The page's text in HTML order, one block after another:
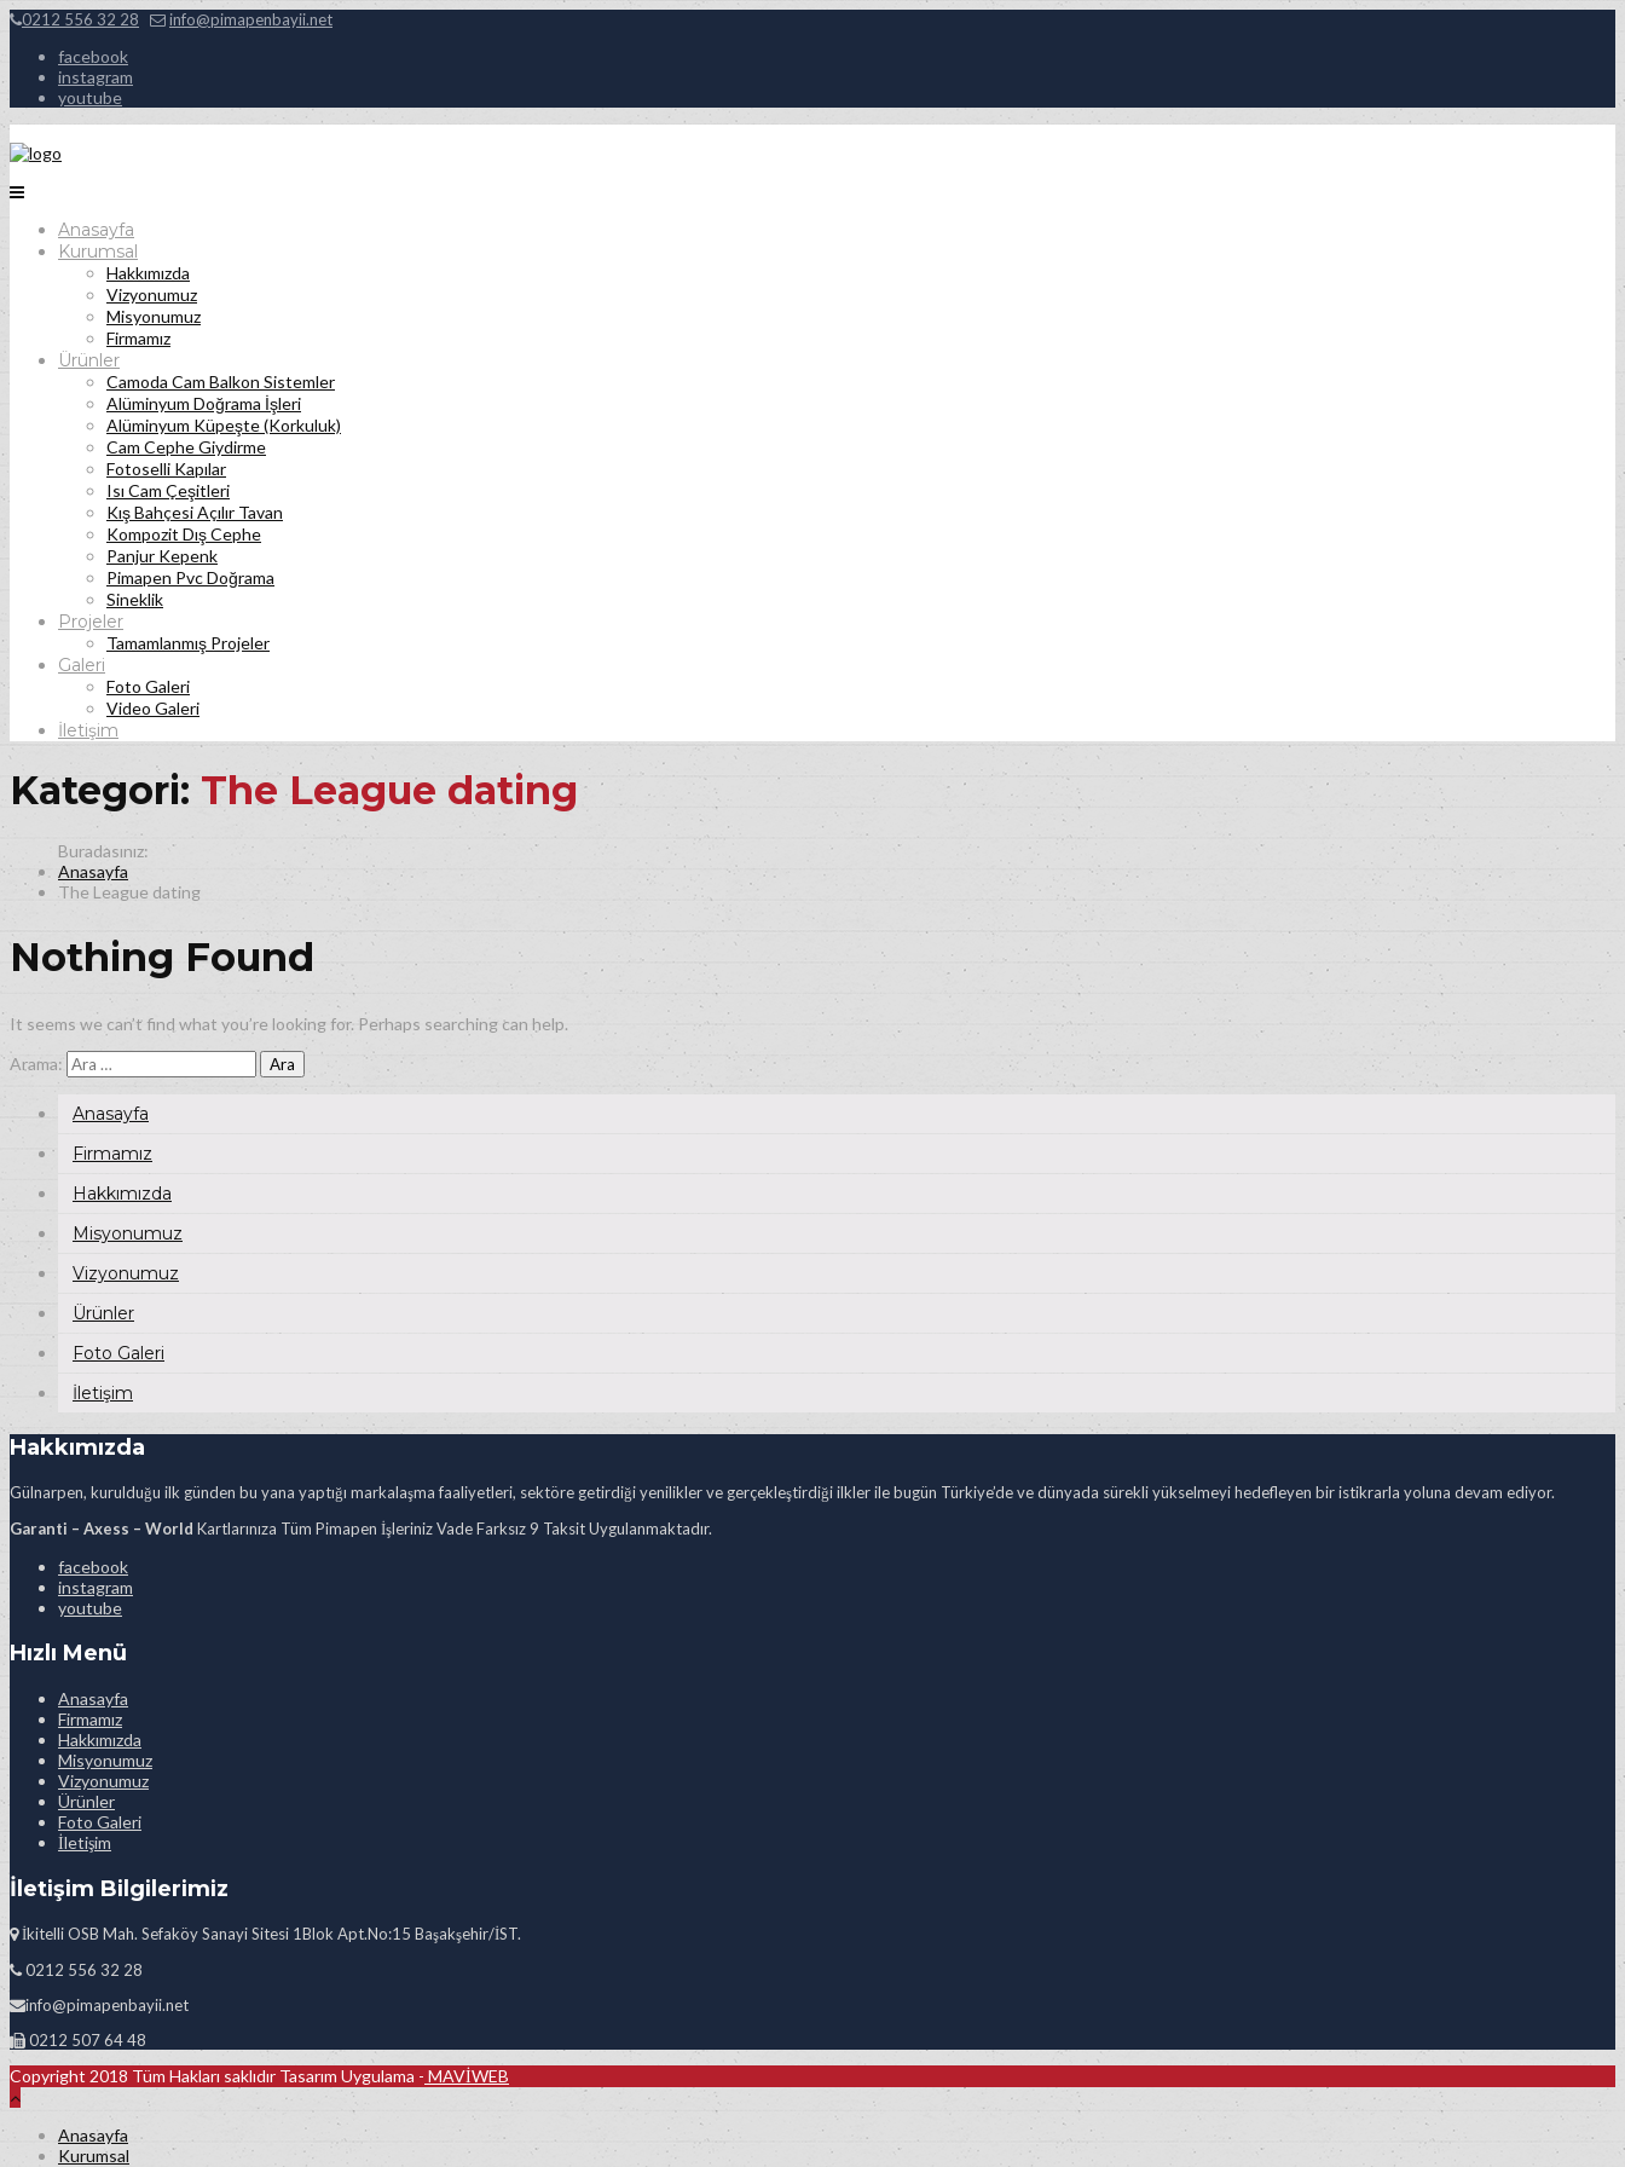
0212 556 32 28 info@pimapenbayii.net
facebook
instagram
youtube
Anasayfa
Kurumsal
Hakkımızda
Vizyonumuz
Misyonumuz
Firmamız
Ürünler
Camoda Cam Balkon Sistemler
Alüminyum Doğrama İşleri
Alüminyum Küpeşte (Korkuluk)
Cam Cephe Giydirme
Fotoselli Kapılar
Isı Cam Çeşitleri
Kış Bahçesi Açılır Tavan
Kompozit Dış Cephe
Panjur Kepenk
Pimapen Pvc Doğrama
Sineklik
Projeler
Tamamlanmış Projeler
Galeri
Foto Galeri
Video Galeri
İletişim
Kategori: The League dating
Anasayfa
The League dating
Nothing Found
It seems we can’t find what you’re looking for. Perhaps searching can help.
Arama:
Anasayfa
Firmamız
Hakkımızda
Misyonumuz
Vizyonumuz
Ürünler
Foto Galeri
İletişim
Hakkımızda
Gülnarpen, kurulduğu ilk günden bu yana yaptığı markalaşma faaliyetleri, sektöre getirdiği yenilikler ve gerçekleştirdiği ilkler ile bugün Türkiye’de ve dünyada sürekli yükselmeyi hedefleyen bir istikrarla yoluna devam ediyor.
Garanti – Axess – World Kartlarınıza Tüm Pimapen İşleriniz Vade Farksız 9 Taksit Uygulanmaktadır.
facebook
instagram
youtube
Hızlı Menü
Anasayfa
Firmamız
Hakkımızda
Misyonumuz
Vizyonumuz
Ürünler
Foto Galeri
İletişim
İletişim Bilgilerimiz
İkitelli OSB Mah. Sefaköy Sanayi Sitesi 1Blok Apt.No:15 Başakşehir/İST.
0212 556 32 28
info@pimapenbayii.net
0212 507 64 48
Copyright 2018 Tüm Hakları saklıdır Tasarım Uygulama - MAVİWEB
Anasayfa
Kurumsal